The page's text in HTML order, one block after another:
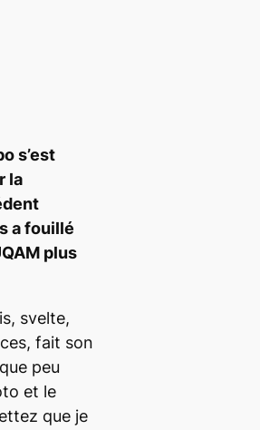
s’est
la
a fouillé
plus
svelte,
fait son
peu
et le
que je